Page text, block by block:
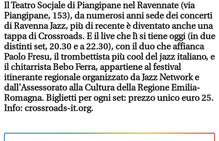
Il Teatro Socjale di Piangipane nel Ravennate (via
Piangipane, 153), da numerosi anni sede dei concerti
di Ravenna Jazz, più di recente è diventato anche una
tappa di Crossroads. E il live che lì si tiene oggi (in due
distinti set, 20.30 e a 22.30), con il duo che affianca
Paolo Fresu, il trombettista più cool del jazz italiano, e
il chitarrista Bebo Ferra, appartiene al festival
itinerante regionale organizzato da Jazz Network e
dall’Assessorato alla Cultura della Regione Emilia-
Romagna. Biglietti per ogni set: prezzo unico euro 25.
Info: crossroads-it.org.